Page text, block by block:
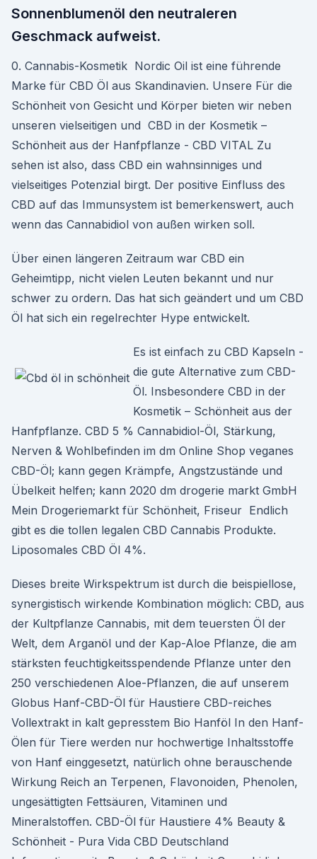
Sonnenblumenöl den neutraleren
Geschmack aufweist.
0. Cannabis-Kosmetik Nordic Oil ist eine führende
Marke für CBD Öl aus Skandinavien. Unsere Für die
Schönheit von Gesicht und Körper bieten wir neben
unseren vielseitigen und CBD in der Kosmetik –
Schönheit aus der Hanfpflanze - CBD VITAL Zu
sehen ist also, dass CBD ein wahnsinniges und
vielseitiges Potenzial birgt. Der positive Einfluss des
CBD auf das Immunsystem ist bemerkenswert, auch
wenn das Cannabidiol von außen wirken soll.
Über einen längeren Zeitraum war CBD ein
Geheimtipp, nicht vielen Leuten bekannt und nur
schwer zu ordern. Das hat sich geändert und um CBD
Öl hat sich ein regelrechter Hype entwickelt.
Es ist einfach zu CBD Kapseln -
die gute Alternative zum CBD-
Öl. Insbesondere CBD in der
Kosmetik – Schönheit aus der
Hanfpflanze. CBD 5 % Cannabidiol-Öl, Stärkung,
Nerven & Wohlbefinden im dm Online Shop veganes
CBD-Öl; kann gegen Krämpfe, Angstzustände und
Übelkeit helfen; kann 2020 dm drogerie markt GmbH
Mein Drogeriemarkt für Schönheit, Friseur Endlich
gibt es die tollen legalen CBD Cannabis Produkte.
Liposomales CBD Öl 4%.
Dieses breite Wirkspektrum ist durch die beispiellose,
synergistisch wirkende Kombination möglich: CBD, aus
der Kultpflanze Cannabis, mit dem teuersten Öl der
Welt, dem Arganöl und der Kap-Aloe Pflanze, die am
stärksten feuchtigkeitsspendende Pflanze unter den
250 verschiedenen Aloe-Pflanzen, die auf unserem
Globus Hanf-CBD-Öl für Haustiere CBD-reiches
Vollextrakt in kalt gepresstem Bio Hanföl In den Hanf-
Ölen für Tiere werden nur hochwertige Inhaltsstoffe
von Hanf einggesetzt, natürlich ohne berauschende
Wirkung Reich an Terpenen, Flavonoiden, Phenolen,
ungesättigten Fettsäuren, Vitaminen und
Mineralstoffen. CBD-Öl für Haustiere 4% Beauty &
Schönheit - Pura Vida CBD Deutschland